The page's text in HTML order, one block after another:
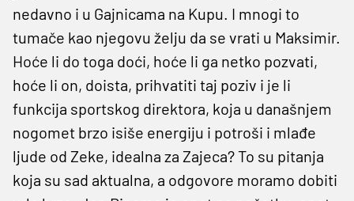
nedavno i u Gajnicama na Kupu. I mnogi to
tumače kao njegovu želju da se vrati u Maksimir.
Hoće li do toga doći, hoće li ga netko pozvati,
hoće li on, doista, prihvatiti taj poziv i je li
funkcija sportskog direktora, koja u današnjem
nogomet brzo isiše energiju i potroši i mlađe
ljude od Zeke, idealna za Zajeca? To su pitanja
koja su sad aktualna, a odgovore moramo dobiti